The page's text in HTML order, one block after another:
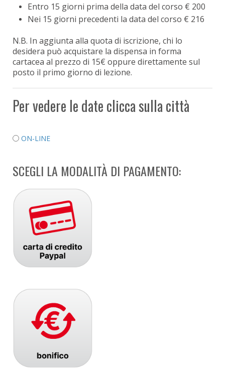
Entro 15 giorni prima della data del corso € 200
Nei 15 giorni precedenti la data del corso € 216
N.B. In aggiunta alla quota di iscrizione, chi lo
desidera può acquistare la dispensa in forma
cartacea al prezzo di 15€ oppure direttamente sul
posto il primo giorno di lezione.
Per vedere le date clicca sulla città
ON-LINE
SCEGLI LA MODALITÀ DI PAGAMENTO: